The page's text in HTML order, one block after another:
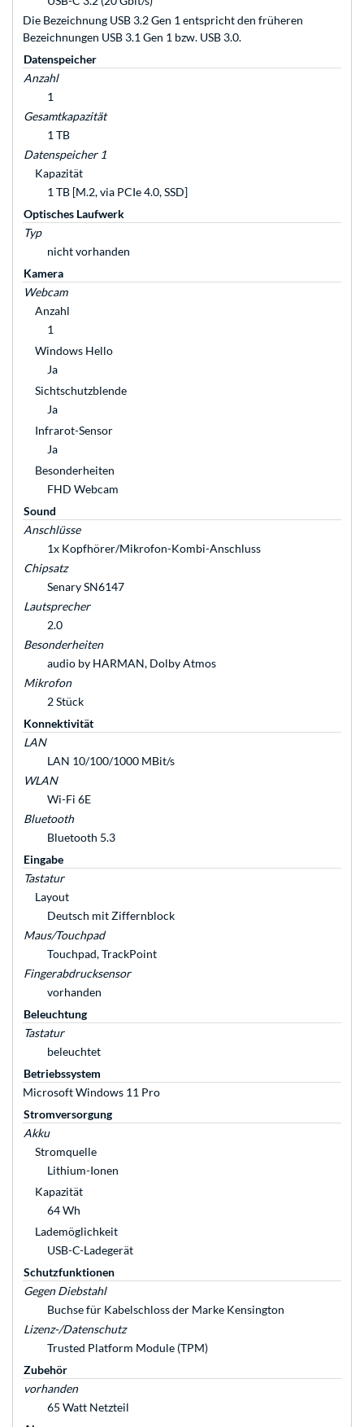
Die Bezeichnung USB 3.2 Gen 1 entspricht den früheren
Bezeichnungen USB 3.1 Gen 1 bzw. USB 3.0.
Datenspeicher
Anzahl
1
Gesamtkapazität
1 TB
Datenspeicher 1
Kapazität
1 TB [M.2, via PCIe 4.0, SSD]
Optisches Laufwerk
Typ
nicht vorhanden
Kamera
Webcam
Anzahl
1
Windows Hello
Ja
Sichtschutzblende
Ja
Infrarot-Sensor
Ja
Besonderheiten
FHD Webcam
Sound
Anschlüsse
1x Kopfhörer/Mikrofon-Kombi-Anschluss
Chipsatz
Senary SN6147
Lautsprecher
2.0
Besonderheiten
audio by HARMAN, Dolby Atmos
Mikrofon
2 Stück
Konnektivität
LAN
LAN 10/100/1000 MBit/s
WLAN
Wi-Fi 6E
Bluetooth
Bluetooth 5.3
Eingabe
Tastatur
Layout
Deutsch mit Ziffernblock
Maus/Touchpad
Touchpad, TrackPoint
Fingerabdrucksensor
vorhanden
Beleuchtung
Tastatur
beleuchtet
Betriebssystem
Microsoft Windows 11 Pro
Stromversorgung
Akku
Stromquelle
Lithium-Ionen
Kapazität
64 Wh
Lademöglichkeit
USB-C-Ladegerät
Schutzfunktionen
Gegen Diebstahl
Buchse für Kabelschloss der Marke Kensington
Lizenz-/Datenschutz
Trusted Platform Module (TPM)
Zubehör
vorhanden
65 Watt Netzteil